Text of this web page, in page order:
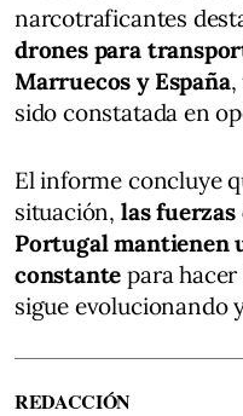
narcotraficantes
drones para
Marruecos y España,
sido constatada en
El informe concluye
situación, las fuerzas
Portugal mantienen
constante para
sigue evolucionando
REDACCIÓN